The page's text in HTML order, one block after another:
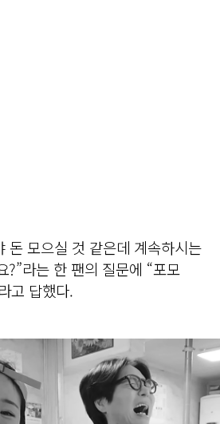
돈 모으실 것 같은데 계속하시는
?”라는 한 팬의 질문에 “포모
고 답했다.